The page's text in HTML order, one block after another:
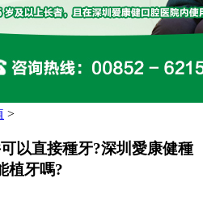
>
以直接種牙?深圳愛康健種
植牙嗎?